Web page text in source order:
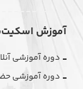
آموزش
دوره آموزشی
دوره آموزشی